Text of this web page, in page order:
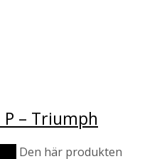
– Triumph
Den här produkten